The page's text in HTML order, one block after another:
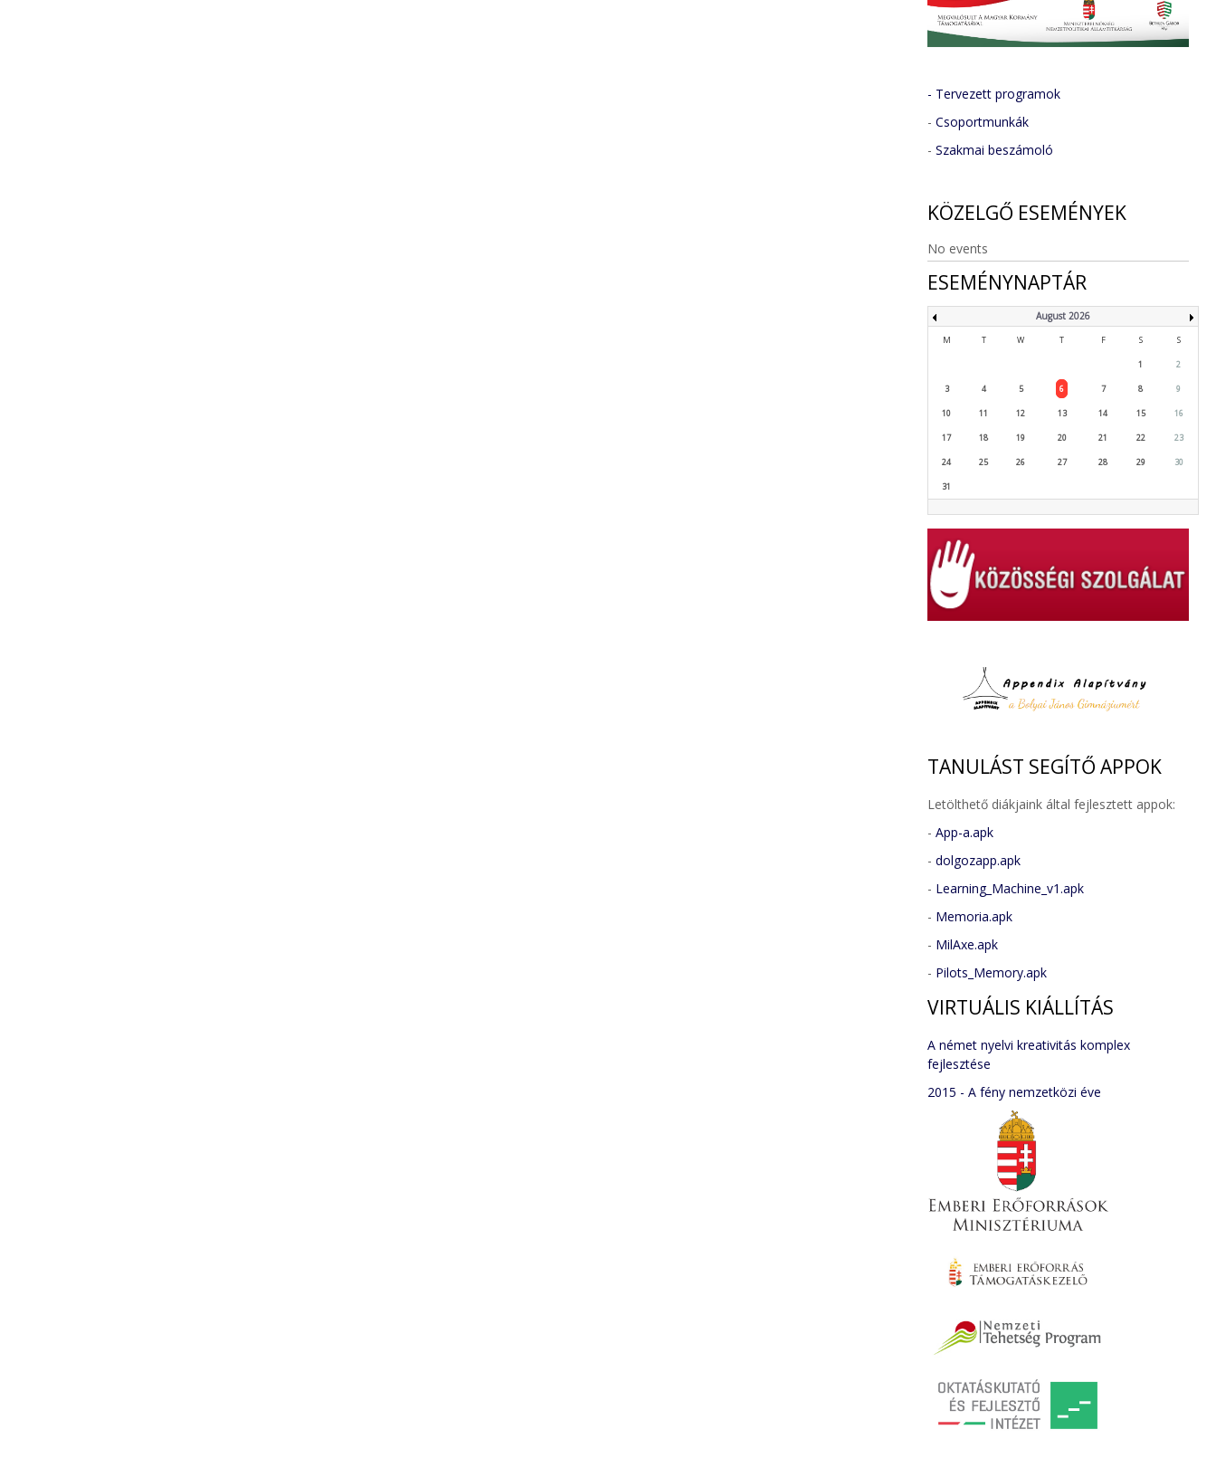
- Tervezett programok
- Csoportmunkák
- Szakmai beszámoló
KÖZELGŐ ESEMÉNYEK
No events
ESEMÉNYNAPTÁR
August 2026
M T W T F S S
1 2
3 4 5 6 7 8 9
10 11 12 13 14 15 16
17 18 19 20 21 22 23
24 25 26 27 28 29 30
31
TANULÁST SEGÍTŐ APPOK
Letölthető diákjaink által fejlesztett appok:
- App-a.apk
- dolgozapp.apk
- Learning_Machine_v1.apk
- Memoria.apk
- MilAxe.apk
- Pilots_Memory.apk
VIRTUÁLIS KIÁLLÍTÁS
A német nyelvi kreativitás komplex
fejlesztése
2015 - A fény nemzetközi éve